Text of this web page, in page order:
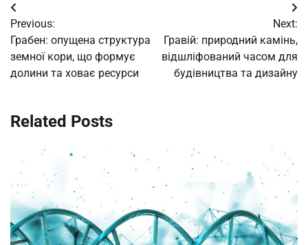
Post
navigation
Previous:
Грабен: опущена структура
земної кори, що формує
долини та ховає ресурси
Next:
Гравій: природний камінь,
відшліфований часом для
будівництва та дизайну
Related Posts